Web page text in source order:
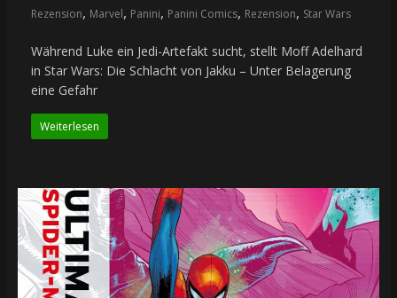
Rezension, Marvel, Panini, Panini Comics, Rezension, Star Wars
Während Luke ein Jedi-Artefakt sucht, stellt Moff Adelhard
in Star Wars: Die Schlacht von Jakku – Unter Belagerung
eine Gefahr
Weiterlesen